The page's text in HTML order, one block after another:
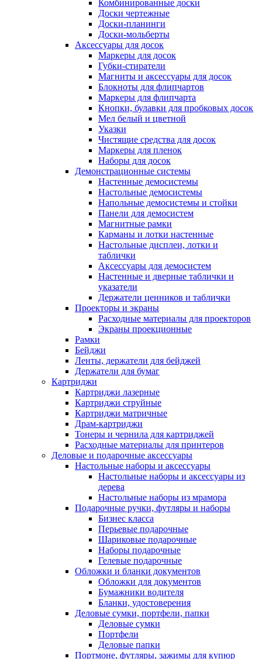
Комбинированные доски
Доски чертежные
Доски-планинги
Доски-мольберты
Аксессуары для досок
Маркеры для досок
Губки-стиратели
Магниты и аксессуары для досок
Блокноты для флипчартов
Маркеры для флипчарта
Кнопки, булавки для пробковых досок
Мел белый и цветной
Указки
Чистящие средства для досок
Маркеры для пленок
Наборы для досок
Демонстрационные системы
Настенные демосистемы
Настольные демосистемы
Напольные демосистемы и стойки
Панели для демосистем
Магнитные рамки
Карманы и лотки настенные
Настольные дисплеи, лотки и
таблички
Аксессуары для демосистем
Настенные и дверные таблички и
указатели
Держатели ценников и таблички
Проекторы и экраны
Расходные материалы для проекторов
Экраны проекционные
Рамки
Бейджи
Ленты, держатели для бейджей
Держатели для бумаг
Картриджи
Картриджи лазерные
Картриджи струйные
Картриджи матричные
Драм-картриджи
Тонеры и чернила для картриджей
Расходные материалы для принтеров
Деловые и подарочные аксессуары
Настольные наборы и аксессуары
Настольные наборы и аксессуары из
дерева
Настольные наборы из мрамора
Подарочные ручки, футляры и наборы
Бизнес класса
Перьевые подарочные
Шариковые подарочные
Наборы подарочные
Гелевые подарочные
Обложки и бланки документов
Обложки для документов
Бумажники водителя
Бланки, удостоверения
Деловые сумки, портфели, папки
Деловые сумки
Портфели
Деловые папки
Портмоне, футляры, зажимы для купюр